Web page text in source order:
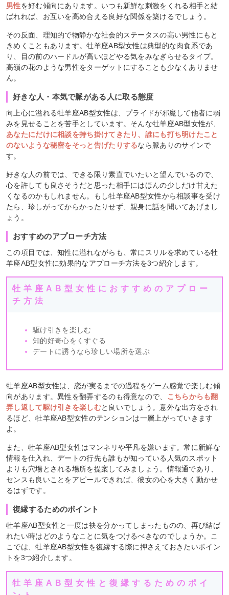
男性を好む傾向にあります。いつも新鮮な刺激をくれる相手と結
ばれれば、お互いを高め合える良好な関係を築けるでしょう。
その反面、理知的で物静かな社会的ステータスの高い男性にもと
きめくこともあります。牡羊座AB型女性は典型的な肉食系であ
り、目の前のハードルが高いほどやる気をみなぎらせるタイプ。
高嶺の花のような男性をターゲットにすることも少なくありませ
ん。
好きな人・本気で脈がある人に取る態度
向上心に溢れる牡羊座AB型女性は、プライドが邪魔して他者に弱
みを見せることを苦手としています。そんな牡羊座AB型女性が、
あなたにだけに相談を持ち掛けてきたり、誰にも打ち明けたこと
のないような秘密をそっと告げたりするなら脈ありのサインで
す。
好きな人の前では、できる限り素直でいたいと望んでいるので、
心を許しても良さそうだと思った相手にはほんの少しだけ甘えた
くなるのかもしれません。もし牡羊座AB型女性から相談事を受け
たら、珍しがってからかったりせず、親身に話を聞いてあげまし
ょう。
おすすめのアプローチ方法
この項目では、知性に溢れながらも、常にスリルを求めている牡
羊座AB型女性に効果的なアプローチ方法を3つ紹介します。
牡羊座AB型女性におすすめのアプロー
チ方法
駆け引きを楽しむ
知的好奇心をくすぐる
デートに誘うなら珍しい場所を選ぶ
牡羊座AB型女性は、恋が実るまでの過程をゲーム感覚で楽しむ傾
向があります。異性を翻弄するのも得意なので、 こちらからも翻
弄し返して駆け引きを楽しむと良いでしょう。意外な出方をされ
るほど、牡羊座AB型女性のテンションは一層上がっていきます
よ。
また、牡羊座AB型女性はマンネリや平凡を嫌います。常に新鮮な
情報を仕入れ、デートの行先も誰もが知っている人気のスポット
よりも穴場とされる場所を提案してみましょう。情報通であり、
センスも良いことをアピールできれば、彼女の心を大きく動かせ
るはずです。
復縁するためのポイント
牡羊座AB型女性と一度は袂を分かってしまったものの、再び結ば
れたい時はどのようなことに気をつけるべきなのでしょうか。こ
こでは、牡羊座AB型女性を復縁する際に押さえておきたいポイン
トを3つ紹介します。
牡羊座AB型女性と復縁するためのポイ